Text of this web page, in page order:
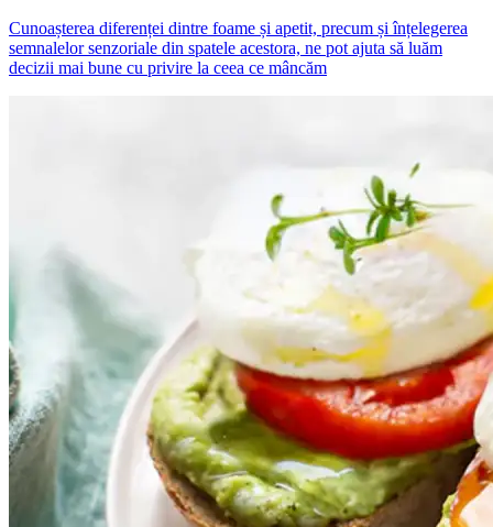
Cunoașterea diferenței dintre foame și apetit, precum și înțelegerea
semnalelor senzoriale din spatele acestora, ne pot ajuta să luăm
decizii mai bune cu privire la ceea ce mâncăm